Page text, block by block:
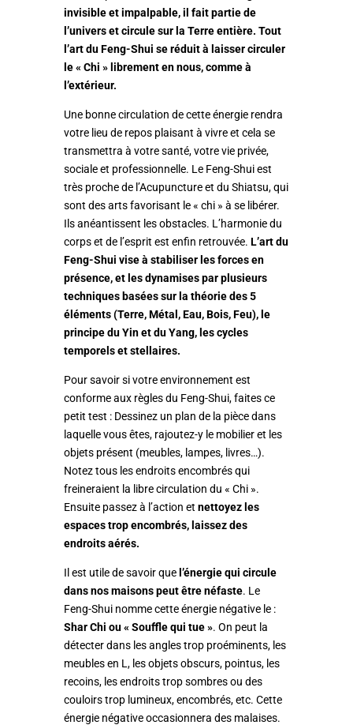
invisible et impalpable, il fait partie de
l’univers et circule sur la Terre entière. Tout
l’art du Feng-Shui se réduit à laisser circuler
le « Chi » librement en nous, comme à
l’extérieur.
Une bonne circulation de cette énergie rendra
votre lieu de repos plaisant à vivre et cela se
transmettra à votre santé, votre vie privée,
sociale et professionnelle. Le Feng-Shui est
très proche de l’Acupuncture et du Shiatsu, qui
sont des arts favorisant le « chi » à se libérer.
Ils anéantissent les obstacles. L’harmonie du
corps et de l’esprit est enfin retrouvée. L’art du
Feng-Shui vise à stabiliser les forces en
présence, et les dynamises par plusieurs
techniques basées sur la théorie des 5
éléments (Terre, Métal, Eau, Bois, Feu), le
principe du Yin et du Yang, les cycles
temporels et stellaires.
Pour savoir si votre environnement est
conforme aux règles du Feng-Shui, faites ce
petit test : Dessinez un plan de la pièce dans
laquelle vous êtes, rajoutez-y le mobilier et les
objets présent (meubles, lampes, livres…).
Notez tous les endroits encombrés qui
freineraient la libre circulation du « Chi ».
Ensuite passez à l’action et nettoyez les
espaces trop encombrés, laissez des
endroits aérés.
Il est utile de savoir que l’énergie qui circule
dans nos maisons peut être néfaste. Le
Feng-Shui nomme cette énergie négative le :
Shar Chi ou « Souffle qui tue ». On peut la
détecter dans les angles trop proéminents, les
meubles en L, les objets obscurs, pointus, les
recoins, les endroits trop sombres ou des
couloirs trop lumineux, encombrés, etc. Cette
énergie négative occasionnera des malaises.